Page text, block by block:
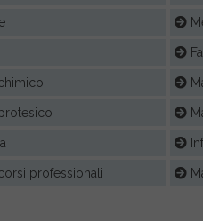
professionali